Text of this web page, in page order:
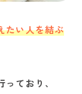
たい人を結ぶ
ており、